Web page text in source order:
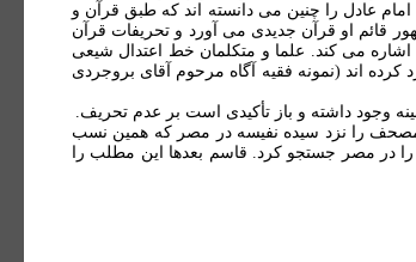
عادل را چنین می دانسته اند که طبق قرآن و
قائم او قرآن جدیدی می آورد و تحریفات قرآن
می کند. علما و متکلمان خط اعتدال شیعی
اند (نمونه فقیه آگاه مرحوم آقای بروجردی
مصحف را نزد سیده نفیسه در مصر که همین نسب
در مصر جستجو کرد. قاسم بعدها این مطلب را